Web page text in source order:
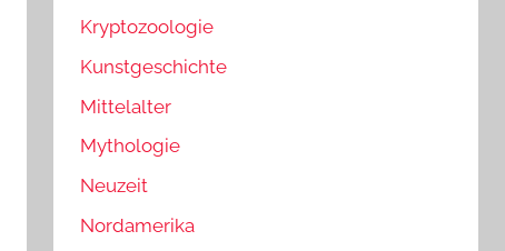
Kryptozoologie
Kunstgeschichte
Mittelalter
Mythologie
Neuzeit
Nordamerika